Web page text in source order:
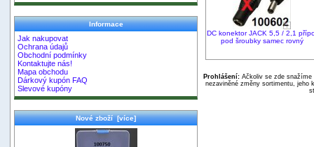
Informace
Jak nakupovat
Ochrana údajů
Obchodní podmínky
Kontaktujte nás!
Mapa obchodu
Dárkový kupón FAQ
Slevové kupóny
Nové zboží [více]
DC konektor JACK 5,5 / 2,1
pod šroubky samec rovný
Prohlášení:Ačkoliv se zde snažíme
nezaviněné změny sortimentu, jeho